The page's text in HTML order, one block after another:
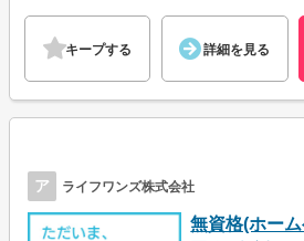
キープする 詳細を見る
ア ライフワンズ株式会社
無資格(ホー